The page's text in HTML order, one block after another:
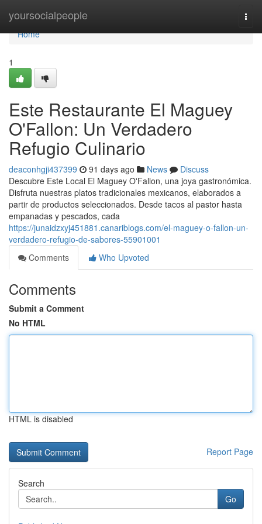
yoursocialpeople
Home
Home
1
Este Restaurante El Maguey
O'Fallon: Un Verdadero
Refugio Culinario
deaconhgji437399 91 days ago News
Discuss
Descubre Este Local El Maguey O'Fallon, una joya gastronómica.
Disfruta nuestras platos tradicionales mexicanos, elaborados a
partir de productos seleccionados. Desde tacos al pastor hasta
empanadas y pescados, cada
https://junaidzxyj451881.canariblogs.com/el-maguey-o-fallon-un-
verdadero-refugio-de-sabores-55901001
Comments
Who Upvoted
Comments
Submit a Comment
No HTML
HTML is disabled
Report Page
Search
Go